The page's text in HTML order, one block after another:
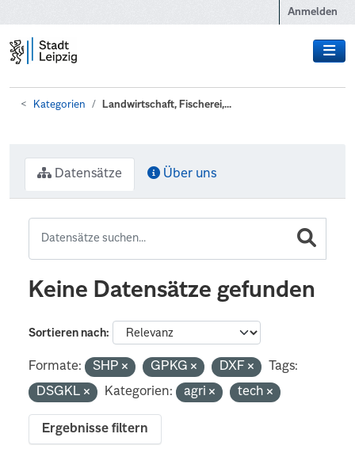
Anmelden
Kategorien Landwirtschaft, Fischerei,...
Datensätze Über uns
Keine Datensätze gefunden
Sortieren nach
Formate: SHP GPKG DXF
Tags:
DSGKL
Kategorien: agri tech
Ergebnisse filtern